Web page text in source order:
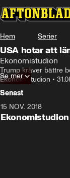
Hem Serier
USA hotar att
Ekonomistudion
Trump kräver bättre
Ekonomistudion •
Se mer
Senast
15 NOV. 2018